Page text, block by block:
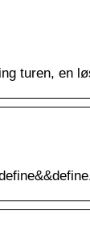
turen, en